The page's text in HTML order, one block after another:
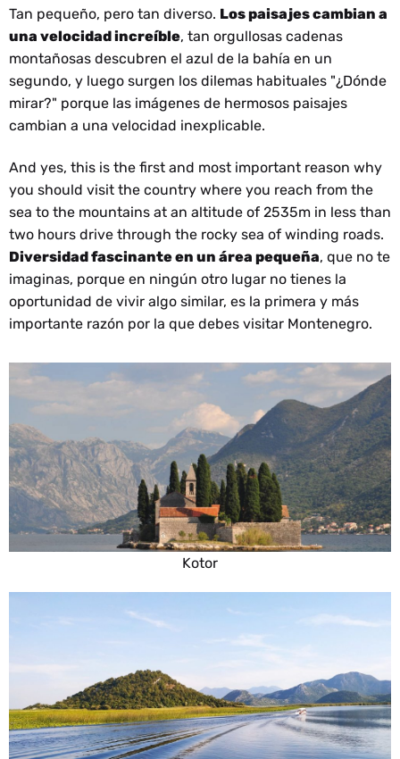
Tan pequeño, pero tan diverso. Los paisajes cambian a
una velocidad increíble, tan orgullosas cadenas
montañosas descubren el azul de la bahía en un
segundo, y luego surgen los dilemas habituales "¿Dónde
mirar?" porque las imágenes de hermosos paisajes
cambian a una velocidad inexplicable.
And yes, this is the first and most important reason why
you should visit the country where you reach from the
sea to the mountains at an altitude of 2535m in less than
two hours drive through the rocky sea of winding roads.
Diversidad fascinante en un área pequeña, que no te
imaginas, porque en ningún otro lugar no tienes la
oportunidad de vivir algo similar, es la primera y más
importante razón por la que debes visitar Montenegro.
Kotor